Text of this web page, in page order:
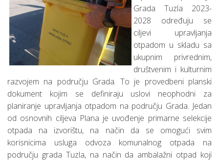
Grada Tuzla 2023-
2028 određuju se
ciljevi upravljanja
otpadom u skladu sa
ukupnim privrednim,
društvenim i kulturnim
razvojem na području Grada. To je provedbeni planski
dokument kojim se definiraju uslovi neophodni za
planiranje upravljanja otpadom na području Grada. Jedan
od osnovnih ciljeva Plana je uvođenje primarne selekcije
otpada na izvorištu, na način da se omogući svim
korisnicima usluga odvoza komunalnog otpada na
području grada Tuzla, na način da ambalažni otpad koji